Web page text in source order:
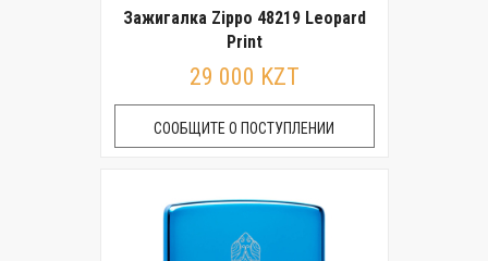
Зажигалка Zippo 48219 Leopard
Print
29 000 KZT
СООБЩИТЕ О ПОСТУПЛЕНИИ